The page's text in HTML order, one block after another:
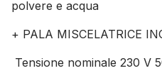
polvere e acqua
+ PALA MISCELATRICE
Tensione nominale 230 V